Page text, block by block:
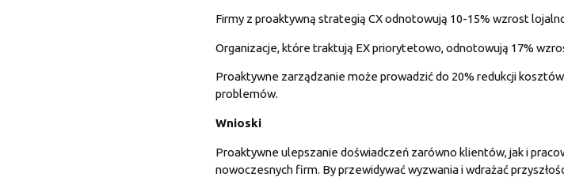
Firmy z proaktywną strategią CX odnotowują 10-15% wzrost
Organizacje, które traktują EX priorytetowo, odnotowują 17%
Proaktywne zarządzanie może prowadzić do 20% redukcji
problemów.
Wnioski
Proaktywne ulepszanie doświadczeń zarówno klientów, jak i
nowoczesnych firm. By przewidywać wyzwania i wdrażać